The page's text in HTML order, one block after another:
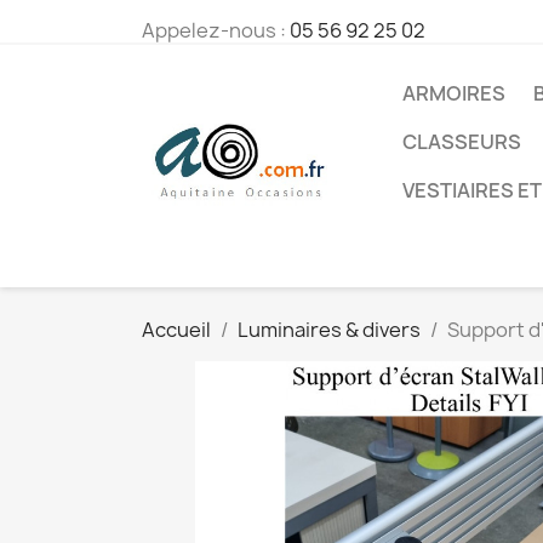
Appelez-nous : 05 56 92 25 02
ARMOIRES
CLASSEURS
VESTIAIRES
Accueil Luminaires & divers Support